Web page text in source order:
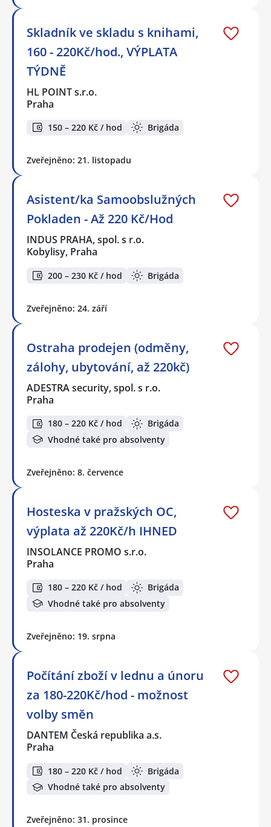
Skladník ve skladu s knihami,
160 - 220Kč/hod., VÝPLATA
TÝDNĚ
HL POINT s.r.o.
Praha
150 – 220 Kč / hod Brigáda
Zveřejněno: 21. listopadu
Asistent/ka Samoobslužných
Pokladen - Až 220 Kč/Hod
INDUS PRAHA, spol. s r.o.
Kobylisy, Praha
200 – 230 Kč / hod Brigáda
Zveřejněno: 24. září
Ostraha prodejen (odměny,
zálohy, ubytování, až 220kč)
ADESTRA security, spol. s r.o.
Praha
180 – 220 Kč / hod
Brigáda
Vhodné také pro absolventy
Zveřejněno: 8. července
Hosteska v pražských OC,
výplata až 220Kč/h IHNED
INSOLANCE PROMO s.r.o.
Praha
180 – 220 Kč / hod
Brigáda
Vhodné také pro absolventy
Zveřejněno: 19. srpna
Počítání zboží v lednu a únoru
za 180-220Kč/hod - možnost
volby směn
DANTEM Česká republika a.s.
Praha
180 – 220 Kč / hod
Brigáda
Vhodné také pro absolventy
Zveřejněno: 31. prosince